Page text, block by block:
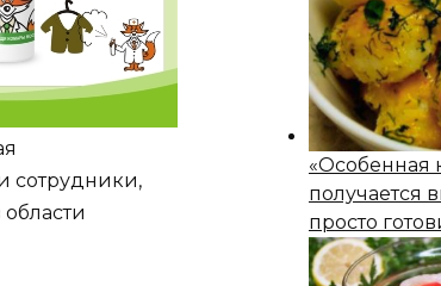
сотрудники,
«Особенная
получается
просто